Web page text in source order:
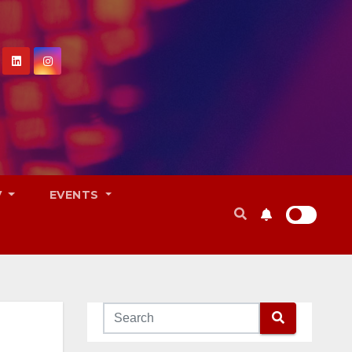
EVENTS